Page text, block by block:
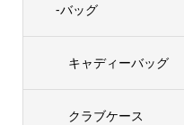
-バッグ
キャディーバッグ
クラブケース